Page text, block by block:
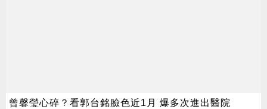
曾馨瑩心碎？看郭台銘臉色近1月 爆多次進出醫院